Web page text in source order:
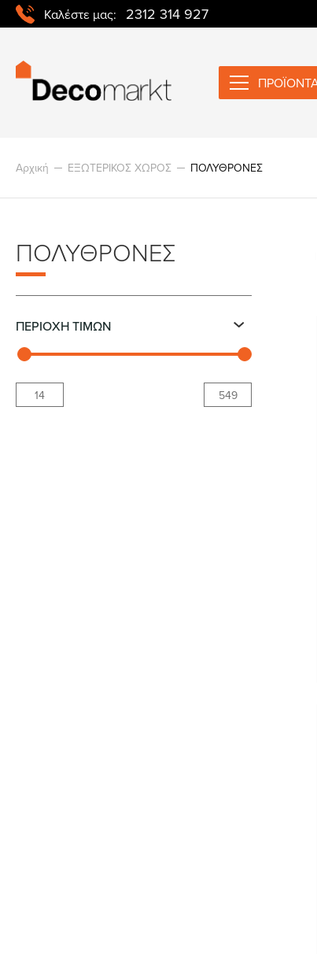
Καλέστε μας: 2312 314 927
Αρχική ΕΞΩΤΕΡΙΚΟΣ ΧΩΡΟΣ ΠΟΛΥΘΡΟΝΕΣ
ΠΟΛΥΘΡΟΝΕΣ
ΠΕΡΙΟΧΗ ΤΙΜΩΝ